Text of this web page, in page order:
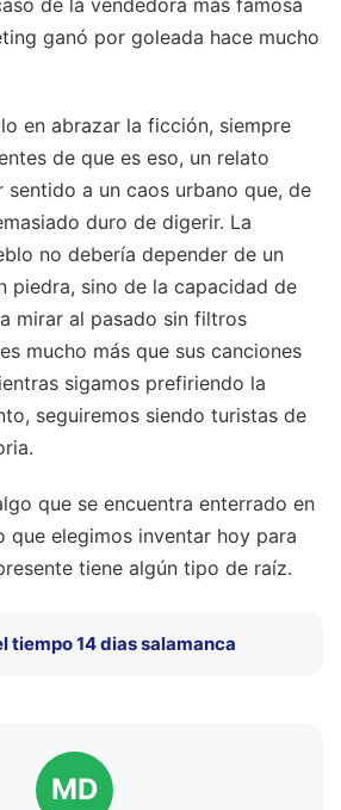
de la vendedora más famosa
ganó por goleada hace mucho
en abrazar la ficción, siempre
de que es eso, un relato
a un caos urbano que, de
duro de digerir. La
no debería depender de un
piedra, sino de la capacidad de
mirar al pasado sin filtros
mucho más que sus canciones
sigamos prefiriendo la
seguiremos siendo turistas de
que se encuentra enterrado en
que elegimos inventar hoy para
tiene algún tipo de raíz.
tiempo 14 dias salamanca
MD